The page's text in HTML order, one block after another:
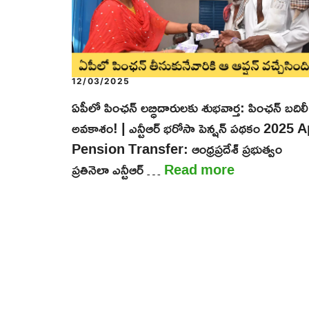
12/03/2025
ఏపీలో పింఛన్ లబ్ధిదారులకు శుభవార్త: పింఛన్ బదిలీ
అవకాశం! | ఎన్టీఆర్ భరోసా పెన్షన్ పథకం 2025
Pension Transfer: ఆంధ్రప్రదేశ్ ప్రభుత్వం
ప్రతినెలా ఎన్టీఆర్ …Read more